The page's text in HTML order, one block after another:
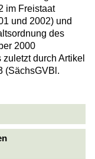
im Freistaat
und 2002) und
des
2000
durch Artikel
(SächsGVBl.